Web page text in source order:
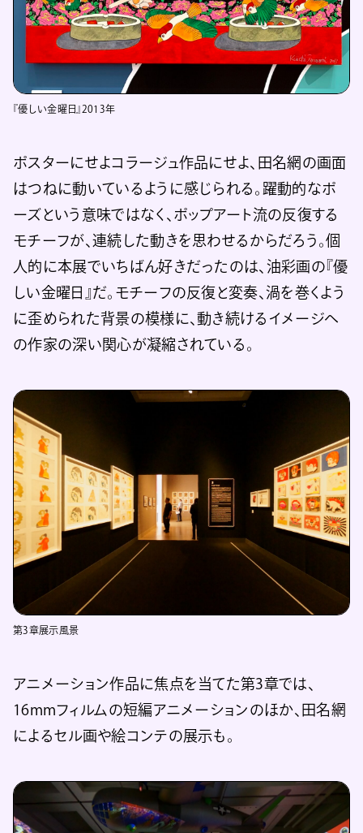
『優しい金曜日』2013年
ポスターにせよコラージュ作品にせよ、田名網の画面
はつねに動いているように感じられる。躍動的なポ
ーズという意味ではなく、ポップアート流の反復する
モチーフが、連続した動きを思わせるからだろう。個
人的に本展でいちばん好きだったのは、油彩画の『優
しい金曜日』だ。モチーフの反復と変奏、渦を巻くよう
に歪められた背景の模様に、動き続けるイメージへ
の作家の深い関心が凝縮されている。
第3章展示風景
アニメーション作品に焦点を当てた第3章では、
16mmフィルムの短編アニメーションのほか、田名網
によるセル画や絵コンテの展示も。